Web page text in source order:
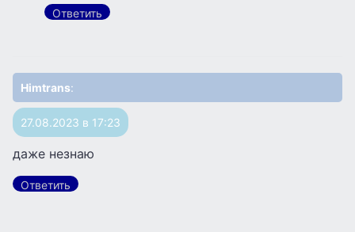
Ответить
Himtrans:
27.08.2023 в 17:23
даже незнаю
Ответить